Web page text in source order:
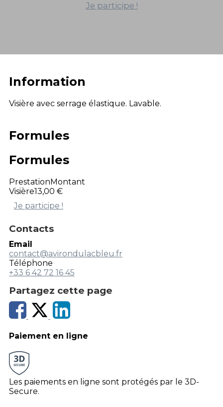
Je participe !
Information
Visière avec serrage élastique. Lavable.
Formules
Formules
PrestationMontant
Visière13,00 €
Je participe !
Contacts
Email
contact@avirondulacbleu.fr
Téléphone
+33 6 42 72 16 45
Partagez cette page
Paiement en ligne
Les paiements en ligne sont protégés par le 3D-
Secure.